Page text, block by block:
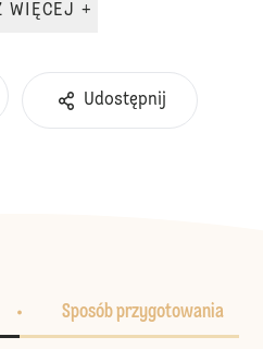
POKAŻ WIĘCEJ +
Udostępnij
Sposób przygotowania